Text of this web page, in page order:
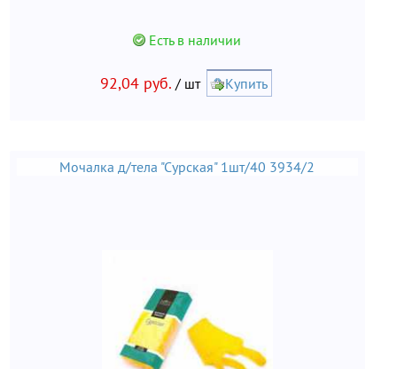
Есть в наличии
92,04 руб. / шт Купить
Мочалка д/тела "Сурская" 1шт/40 3934/2